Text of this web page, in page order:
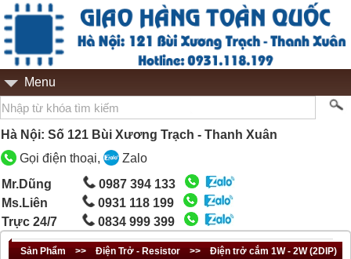
Menu
Hà Nội: Số 121 Bùi Xương Trạch - Thanh Xuân
Gọi điện thoại,
Zalo
Mr.Dũng
0987 394 133
Ms.Liên
0931 118 199
Trực 24/7
0834 999 399
Sản Phẩm >> Điện Trở - Resistor >> Điện trở cắm 1W - 2W (2DIP)